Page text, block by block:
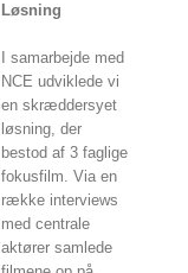
Løsning
I samarbejde med
NCE udviklede vi
en skræddersyet
løsning, der
bestod af 3 faglige
fokusfilm. Via en
række interviews
med centrale
aktører samlede